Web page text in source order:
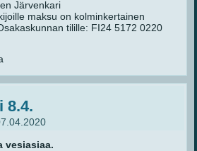
Järvenkari
maksu on kolminkertainen
tilille: FI24 5172 0220
8.4.
vesiasiaa.